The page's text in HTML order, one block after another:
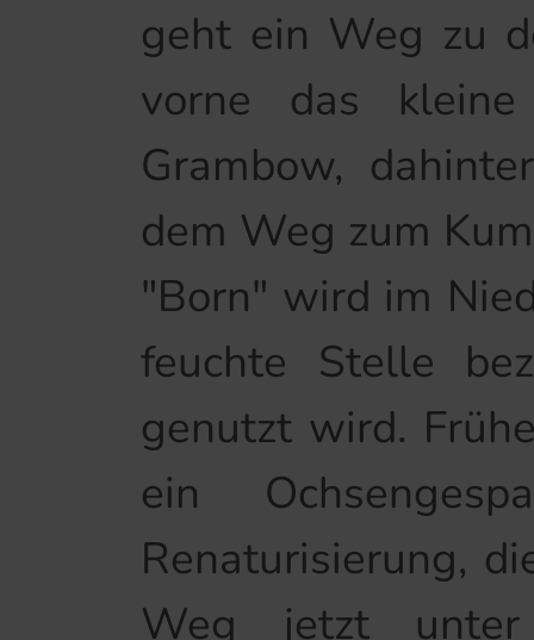
geht ein Weg zu
vorne das
Grambow,
dem Weg zum
"Born" wird im
feuchte Stelle
genutzt wird.
ein
Renaturisierung,
Weg jetzt unter